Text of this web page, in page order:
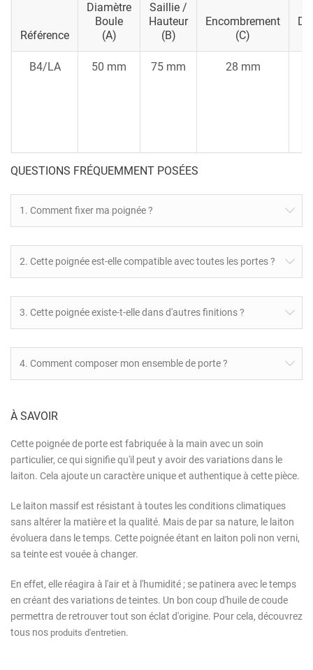
Référence
Diamètre
Boule
(A)
Saillie /
Hauteur
(B)
Encombrement
(c)
B4/LA 50 mm 75 mm 28 mm
QUESTIONS FRÉQUEMMENT POSÉES
1. Comment fixer ma poignée ?
2. Cette poignée est-elle compatible avec toutes les portes ?
3. Cette poignée existe-t-elle dans d'autres finitions ?
4. Comment composer mon ensemble de porte ?
À SAVOIR
Cette poignée de porte est fabriquée à la main avec un soin
particulier, ce qui signifie qu'il peut y avoir des variations dans le
laiton. Cela ajoute un caractère unique et authentique à cette pièce.
Le laiton massif est résistant à toutes les conditions climatiques
sans altérer la matière et la qualité. Mais de par sa nature, le laiton
évoluera dans le temps. Cette poignée étant en laiton poli non verni,
sa teinte est vouée à changer.
En effet, elle réagira à l'air et à l'humidité ; se patinera avec le temps
en créant des variations de teintes. Un bon coup d'huile de coude
permettra de retrouver tout son éclat d'origine. Pour cela, découvrez
tous nos produits d'entretien.